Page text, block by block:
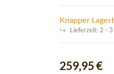
Knapper
Lieferzeit:2 -
259,95 €